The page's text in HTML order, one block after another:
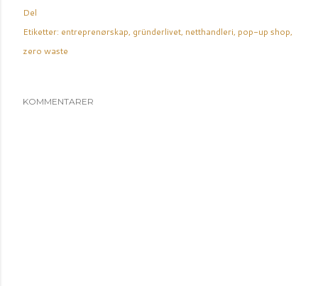
Del
Etiketter: entreprenørskap gründerlivet netthandleri pop-up shop
zero waste
KOMMENTARER